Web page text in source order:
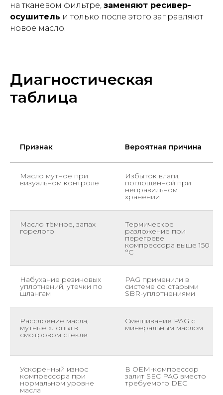
на тканевом фильтре, заменяют ресивер-
осушитель и только после этого заправляют
новое масло.
Диагностическая
таблица
Признак Вероятная причина
Масло мутное при
визуальном контроле
Избыток влаги,
поглощённой при
неправильном
хранении
Масло тёмное, запах
горелого
Термическое
разложение при
перегреве
компрессора выше 150
°C
Набухание резиновых
уплотнений, утечки по
шлангам
PAG применили в
системе со старыми
SBR-уплотнениями
Расслоение масла,
мутные хлопья в
смотровом стекле
Смешивание PAG с
минеральным маслом
Ускоренный износ
компрессора при
нормальном уровне
масла
В OEM-компрессор
залит SEC PAG вместо
требуемого DEC